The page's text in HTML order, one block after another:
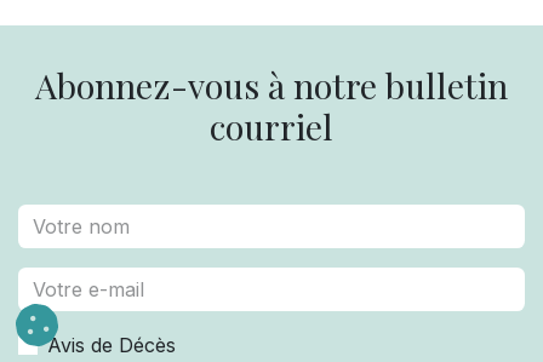
Abonnez-vous à notre bulletin
courriel
Avis de Décès